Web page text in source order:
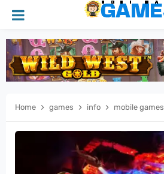
Home games info mobile games